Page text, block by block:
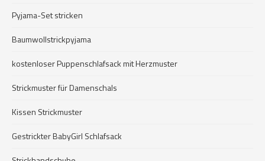
Pyjama-Set stricken
Baumwollstrickpyjama
kostenloser Puppenschlafsack mit Herzmuster
Strickmuster für Damenschals
Kissen Strickmuster
Gestrickter BabyGirl Schlafsack